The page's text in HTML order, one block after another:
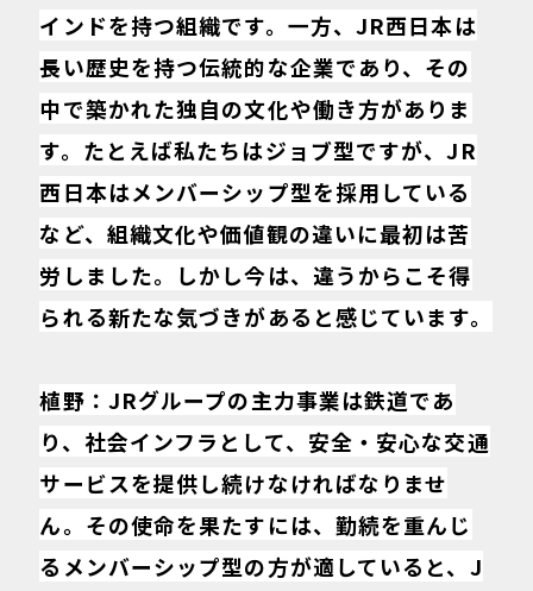
インドを持つ組織です。一方、JR西日本は
長い歴史を持つ伝統的な企業であり、その
中で築かれた独自の文化や働き方がありま
す。たとえば私たちはジョブ型ですが、JR
西日本はメンバーシップ型を採用している
など、組織文化や価値観の違いに最初は苦
労しました。しかし今は、違うからこそ得
られる新たな気づきがあると感じています。
植野：JRグループの主力事業は鉄道であ
り、社会インフラとして、安全・安心な交通
サービスを提供し続けなければなりませ
ん。その使命を果たすには、勤続を重んじ
るメンバーシップ型の方が適していると、J